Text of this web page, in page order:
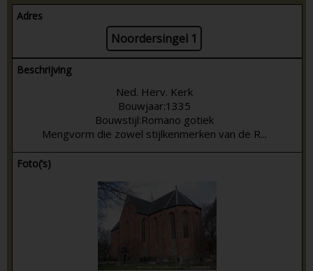
Adres
Noordersingel 1
Beschrijving
Ned. Herv. Kerk
Bouwjaar:1335
Bouwstijl:Romano gotiek
Mengvorm die zowel stijlkenmerken van de R...
Foto(’s)